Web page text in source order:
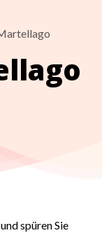
spüren Sie